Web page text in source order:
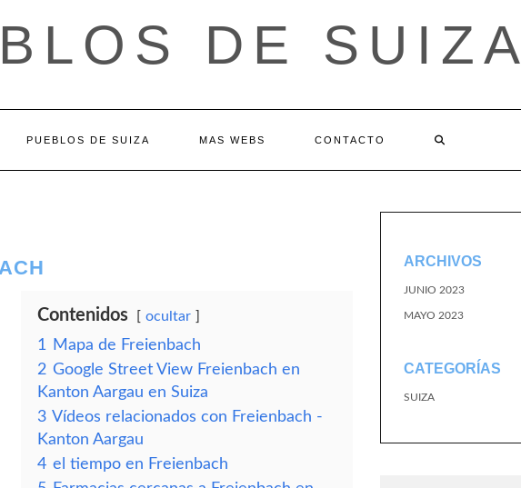
DE SUIZA
PUEBLOS DE SUIZA MAS WEBS CONTACTO
Contenidos ocultar
1
Mapa de Freienbach
2 Google Street View Freienbach en
Kanton Aargau en Suiza
3 Vídeos relacionados con Freienbach -
Kanton Aargau
4 el tiempo en Freienbach
ARCHIVOS
JUNIO 2023
MAYO 2023
CATEGORÍAS
SUIZA